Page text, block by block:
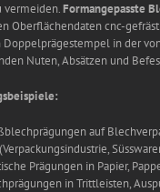
vermeiden.Formangepasste
Oberflächendaten cnc-
in der
Nuten, Absätzen und
auf
Prägungen in Papier,
in Trittleisten,